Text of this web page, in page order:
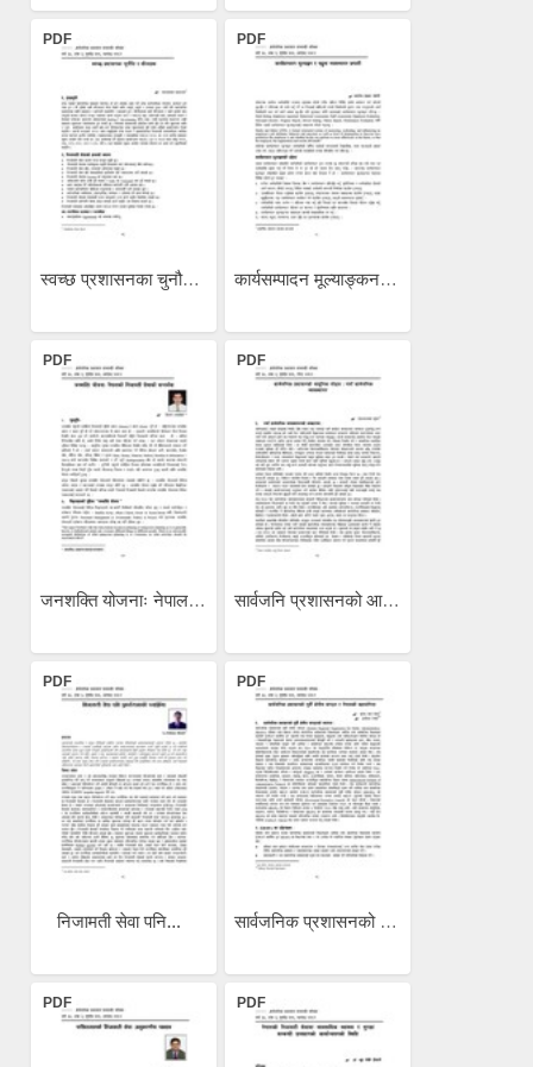
PDF
स्वच्छ प्रशासनका चुनौति र...
PDF
कार्यसम्पादन मूल्याङ्कन र...
PDF
जनशक्ति योजनाः नेपालको...
PDF
सार्वजनि प्रशासनको आधुनिक...
PDF
निजामती सेवा पनि...
PDF
सार्वजनिक प्रशासनको पूर्वी...
PDF PDF